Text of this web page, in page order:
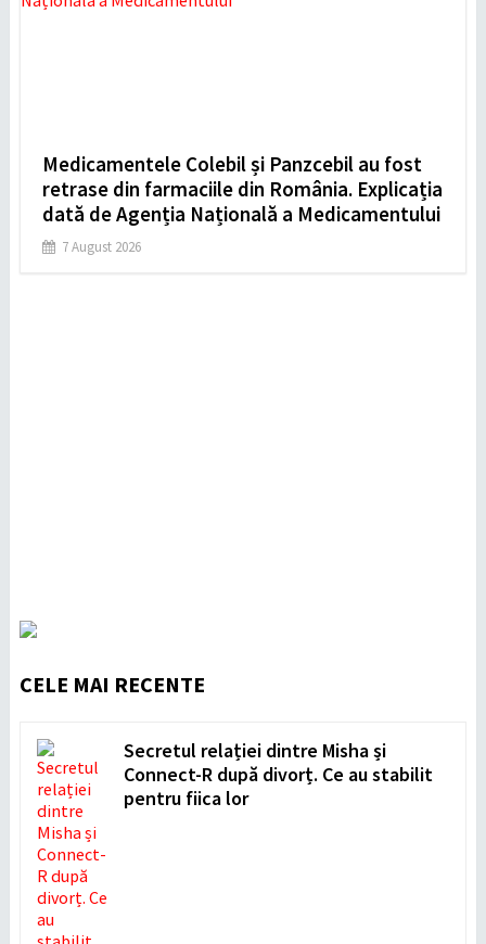
Medicamentele Colebil și Panzcebil au fost
retrase din farmaciile din România. Explicația
dată de Agenția Națională a Medicamentului
7 August 2026
CELE MAI RECENTE
Secretul relației dintre Misha și
Connect-R după divorț. Ce au stabilit
pentru fiica lor